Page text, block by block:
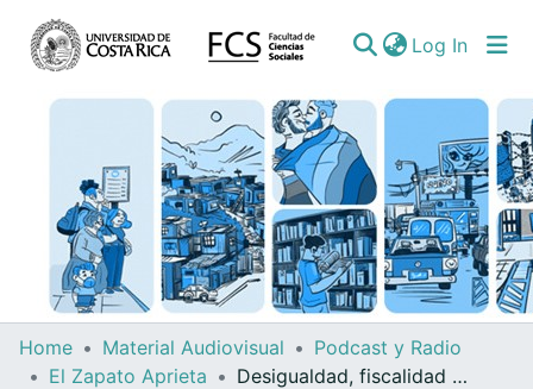
Log In
Communities
Home Material Audiovisual
Podcast y Radio
El Zapato Aprieta
Desigualdad, fiscalidad y protesta social en Colombia